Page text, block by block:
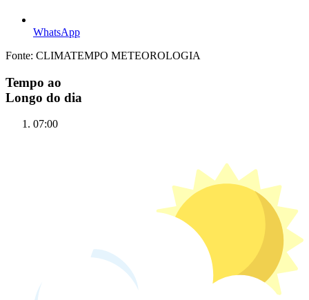
WhatsApp
Fonte: CLIMATEMPO METEOROLOGIA
Tempo ao
Longo do dia
07:00